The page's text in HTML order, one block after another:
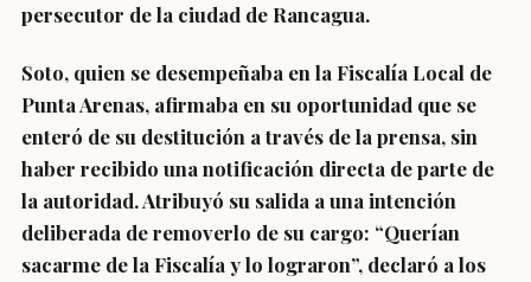
persecutor de la ciudad de Rancagua.
Soto, quien se desempeñaba en la Fiscalía Local de
Punta Arenas, afirmaba en su oportunidad que se
enteró de su destitución a través de la prensa, sin
haber recibido una notificación directa de parte de
la autoridad. Atribuyó su salida a una intención
deliberada de removerlo de su cargo: “Querían
sacarme de la Fiscalía y lo lograron”, declaró a los